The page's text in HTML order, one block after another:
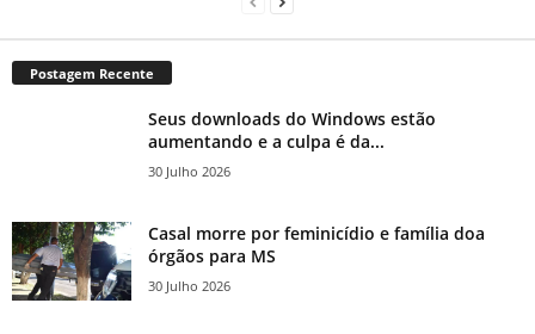
Postagem Recente
Seus downloads do Windows estão
aumentando e a culpa é da...
30 Julho 2026
Casal morre por feminicídio e família doa
órgãos para MS
30 Julho 2026